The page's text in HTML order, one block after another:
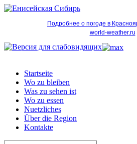
Подробнее о погоде в
world-weather.ru
Startseite
Wo zu bleiben
Was zu sehen ist
Wo zu essen
Nuetzliches
Über die Region
Kontakte